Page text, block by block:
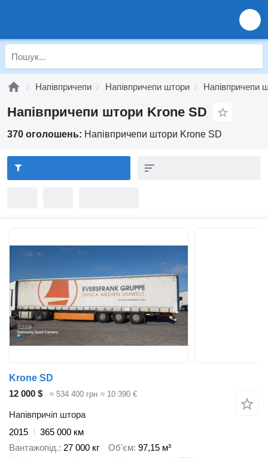
Напівпричепи Напівпричепи штори Напівпричепи
Напівпричепи штори Krone SD
370 оголошень: Напівпричепи штори Krone SD
Krone SD
12 000 $
≈ 534 400 грн ≈ 10 390 €
Напівпричіп штора
2015
365 000 км
Вантажопід. 27 000 кг Об'єм 97,15 м³